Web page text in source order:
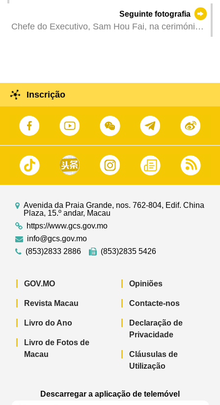
cerimónia de juramento e de tomada de posse da
nova secretária para a Economia e Finanças, Ng
Wai Han.
Seguinte fotografia
Chefe do Executivo, Sam Hou Fai, na cerimónia
Inscrição
Avenida da Praia Grande, nos. 762-804, Edif. China
Plaza, 15.º andar, Macau
https://www.gcs.gov.mo
info@gcs.gov.mo
(853)2833 2886
(853)2835 5426
GOV.MO
Revista Macau
Livro do Ano
Livro de Fotos de
Macau
Opiniões
Contacte-nos
Declaração de
Privacidade
Cláusulas de
Utilização
Descarregar a aplicação de telemóvel